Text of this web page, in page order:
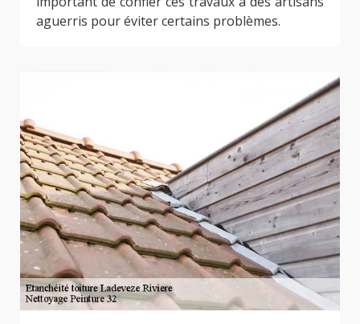
aguerris pour éviter certains problèmes.